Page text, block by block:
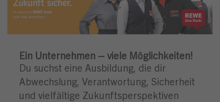
Ein Unternehmen – viele Möglichkeiten!
Du suchst eine Ausbildung, die dir
Abwechslung, Verantwortung, Sicherheit
und vielfältige Zukunftsperspektiven